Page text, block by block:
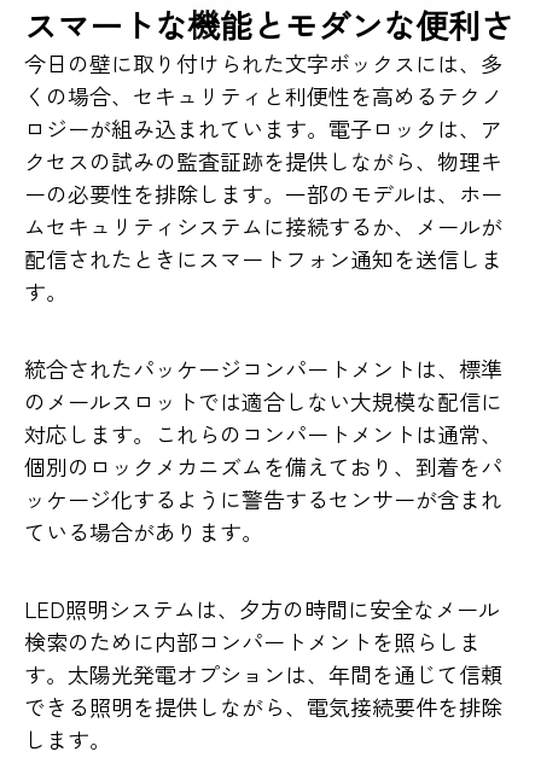
スマートな機能とモダンな便利さ
今日の壁に取り付けられた文字ボックスには、多
くの場合、セキュリティと利便性を高めるテクノ
ロジーが組み込まれています。電子ロックは、ア
クセスの試みの監査証跡を提供しながら、物理キ
ーの必要性を排除します。一部のモデルは、ホー
ムセキュリティシステムに接続するか、メールが
配信されたときにスマートフォン通知を送信しま
す。
統合されたパッケージコンパートメントは、標準
のメールスロットでは適合しない大規模な配信に
対応します。これらのコンパートメントは通常、
個別のロックメカニズムを備えており、到着をパ
ッケージ化するように警告するセンサーが含まれ
ている場合があります。
LED照明システムは、夕方の時間に安全なメール
検索のために内部コンパートメントを照らしま
す。太陽光発電オプションは、年間を通じて信頼
できる照明を提供しながら、電気接続要件を排除
します。